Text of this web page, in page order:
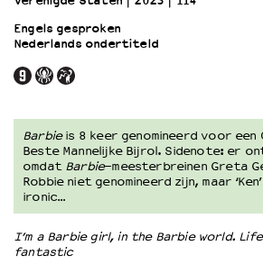
OVER LANTARENVENSTER
Wat we doen
Word vriend
Historie
Partners
Huisregels
Integriteits- en gedragscode
Engels gesproken
Nederlands ondertiteld
Barbieis 8 keer genomineerd voor een
Beste Mannelijke Bijrol. Sidenote: er
omdat Barbie-meesterbreinen Greta
Robbie niet genomineerd zijn, maar
ironic…
I’m a Barbie girl, in the Barbie world.
fantastic